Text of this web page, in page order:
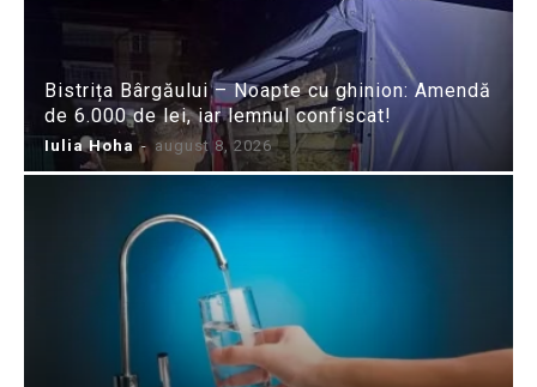
Bistrița Bârgăului – Noapte cu ghinion: Amendă
de 6.000 de lei, iar lemnul confiscat!
Iulia Hoha - august 8, 2026